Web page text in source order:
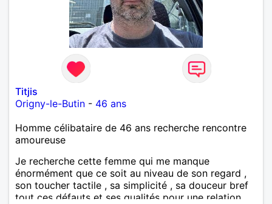
Titjis
Origny-le-Butin - 46 ans
Homme célibataire de 46 ans recherche rencontre
amoureuse
Je recherche cette femme qui me manque
énormément que ce soit au niveau de son regard ,
son toucher tactile , sa simplicité , sa douceur bref
tout ces défauts et ses qualités pour une relation